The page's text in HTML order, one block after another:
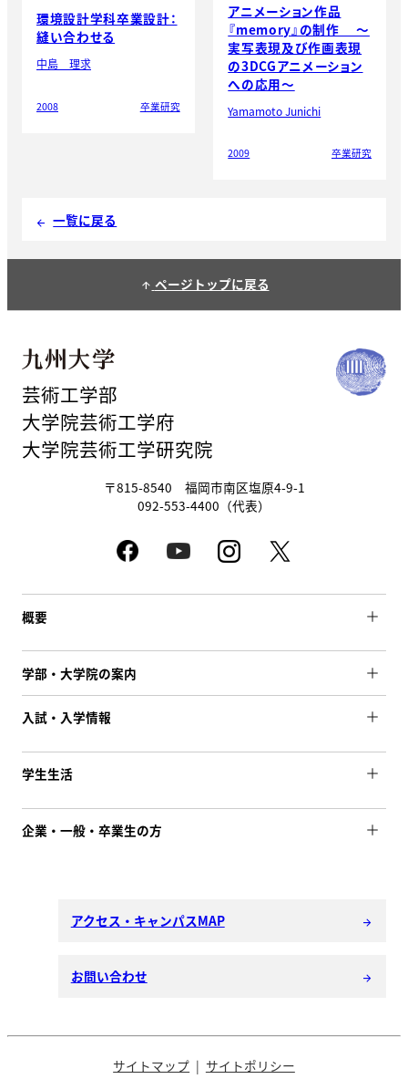
環境設計学科卒業設計：
縫い合わせる
中島 理求
2008 卒業研究
アニメーション作品
『memory』の制作 〜
実写表現及び作画表現
の3DCGアニメーション
への応用〜
Yamamoto Junichi
2009 卒業研究
arrow_back 一覧に戻る
arrow_upward ページトップに戻る
芸術工学部
大学院芸術工学府
大学院芸術工学研究院
〒815-8540 福岡市南区塩原4-9-1
092-553-4400（代表）
概要
学部・大学院の案内
入試・入学情報
学生生活
企業・一般・卒業生の方
アクセス・キャンパスMAP arrow_forward
お問い合わせ arrow_forward
サイトマップ サイトポリシー